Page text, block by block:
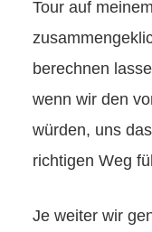
Tour auf
berechnen
wenn wir den
würden, uns
richtigen Weg
Je weiter wir